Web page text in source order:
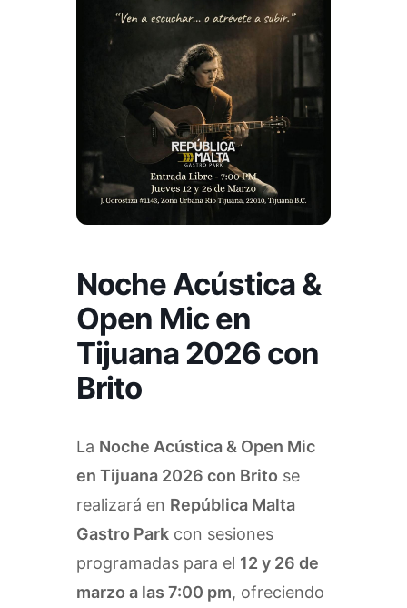
Noche Acústica &
Open Mic en
Tijuana 2026 con
Brito
La Noche Acústica & Open Mic
en Tijuana 2026 con Brito se
realizará en República Malta
Gastro Park con sesiones
programadas para el 12 y 26 de
marzo a las 7:00 pm, ofreciendo